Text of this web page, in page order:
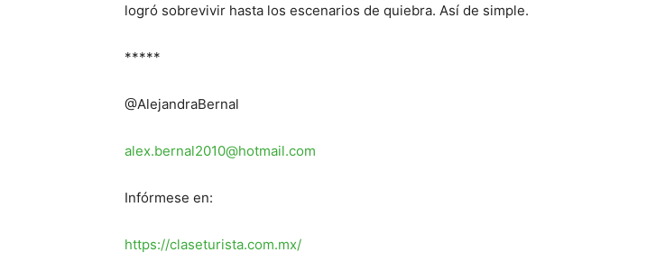
logró sobrevivir hasta los escenarios de quiebra. Así de simple.
*****
@AlejandraBernal
alex.bernal2010@hotmail.com
Infórmese en:
https://claseturista.com.mx/